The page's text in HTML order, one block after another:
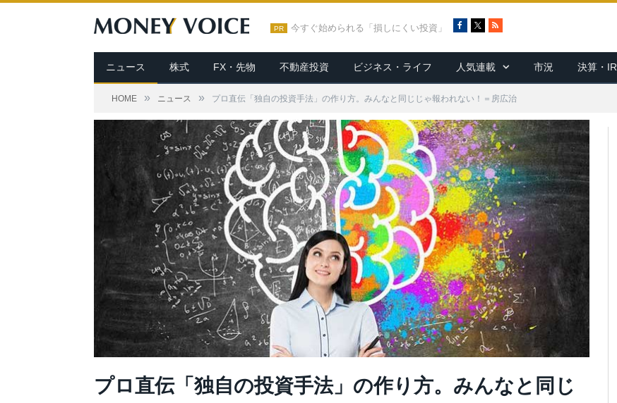
PR 今すぐ始められる「損しにくい投資」
c
e
b
o
k
R
S
ニュース 株式 FX・先物 不動産投資 ビジネス・ライフ 人気連載 市況 決算・IR
HOME » ニュース » プロ直伝「独自の投資手法」の作り方。みんなと同じじゃ報われない！＝房広治
プロ直伝「独自の投資手法」の作り方。みんなと同じ